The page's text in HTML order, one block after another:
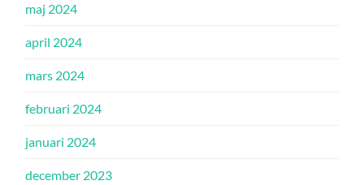
maj 2024
april 2024
mars 2024
februari 2024
januari 2024
december 2023